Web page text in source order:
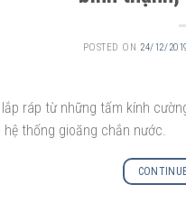
POSTED ON 24/12/
ráp từ những tấm kính
thống gioăng chắn nước.